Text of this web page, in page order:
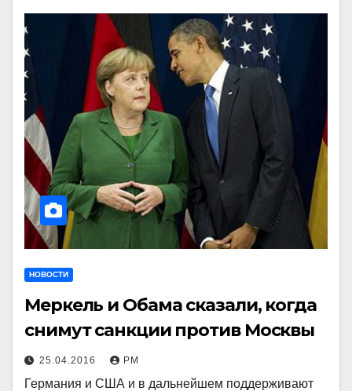
НОВОСТИ
Меркель и Обама сказали, когда
снимут санкции против Москвы
25.04.2016 РМ
Германия и США и в дальнейшем поддерживают